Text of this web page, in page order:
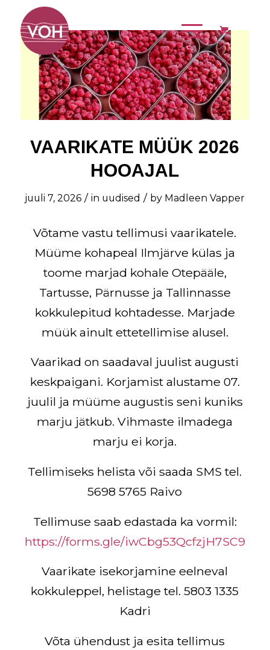
VAARIKATE MÜÜK 2026
HOOAJAL
juuli 7, 2026 / in uudised / by Madleen Vapper
Võtame vastu tellimusi vaarikatele.
Müüme kohapeal Ilmjärve külas ja
toome marjad kohale Otepääle,
Tartusse, Pärnusse ja Tallinnasse
kokkulepitud kohtadesse. Marjade
müük ainult ettetellimise alusel.
Vaarikad on saadaval juulist augusti
keskpaigani. Korjamist alustame 07.
juulil ja müüme augustis seni kuniks
marju jätkub. Vihmaste ilmadega
marju ei korja.
Tellimiseks helista või saada SMS tel.
5698 5765 Raivo
Tellimuse saab edastada ka vormil:
https://forms.gle/iwCbg53QcfzjH7SC9
Vaarikate isekorjamine eelneval
kokkuleppel, helistage tel. 5803 1335
Kadri
Võta ühendust ja esita tellimus